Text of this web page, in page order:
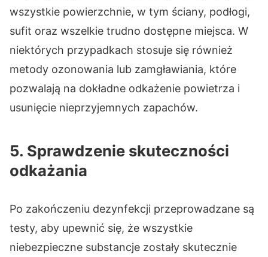
wszystkie powierzchnie, w tym ściany, podłogi,
sufit oraz wszelkie trudno dostępne miejsca. W
niektórych przypadkach stosuje się również
metody ozonowania lub zamgławiania, które
pozwalają na dokładne odkażenie powietrza i
usunięcie nieprzyjemnych zapachów.
5. Sprawdzenie skuteczności
odkażania
Po zakończeniu dezynfekcji przeprowadzane są
testy, aby upewnić się, że wszystkie
niebezpieczne substancje zostały skutecznie